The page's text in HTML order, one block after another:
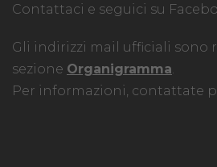
Contattaci e seguici su
Gli indirizzi mail ufficiali sono
sezione Organigramma.
Per informazioni, contattate